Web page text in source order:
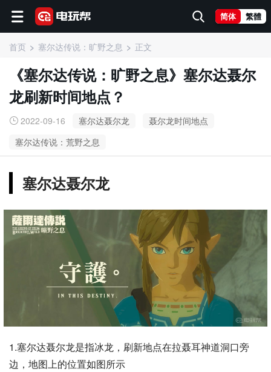
简体 繁體
首页 塞尔达传说：旷野之息 正文
《塞尔达传说：旷野之息》塞尔达聂尔
龙刷新时间地点？
2022-09-16 塞尔达聂尔龙
聂尔龙时间地点
塞尔达传说：荒野之息
塞尔达聂尔龙
1.塞尔达聂尔龙是指冰龙，刷新地点在拉聂耳神道洞口旁
边，地图上的位置如图所示